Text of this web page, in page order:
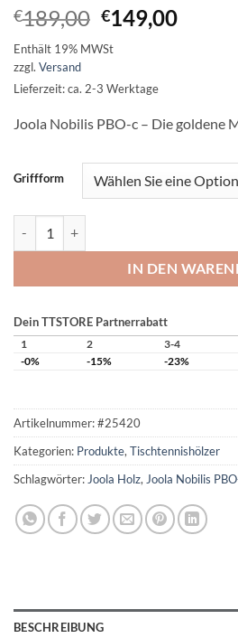
€189,00 Ursprünglicher
Preis
war:
€189,00
€149,00
Enthält 19% MWSt
zzgl. Versand
Lieferzeit: ca. 2-3 Werktage
Joola Nobilis PBO-c – Die goldene
Griffform
IN DEN
Dein TTSTORE Partnerrabatt
1 2 3-4
-0%
-15% -23%
Artikelnummer:#25420
Kategorien: Produkte,Tischtennishölzer
Schlagwörter:Joola Holz,Joola Nobilis
BESCHREIBUNG